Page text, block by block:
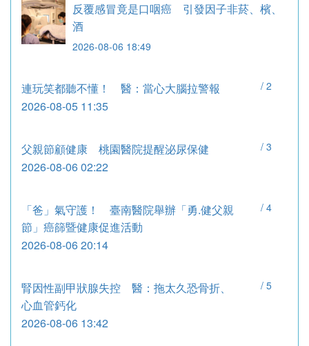
反覆感冒竟是口咽癌 引發因子非菸、檳、
酒
2026-08-06 18:49
連玩笑都聽不懂！ 醫：當心大腦拉警報
2026-08-05 11:35
/ 2
父親節顧健康 桃園醫院提醒泌尿保健
2026-08-06 02:22
/ 3
「爸」氣守護！ 臺南醫院舉辦「勇.健父親
節」癌篩暨健康促進活動
2026-08-06 20:14
/ 4
腎因性副甲狀腺失控 醫：拖太久恐骨折、
心血管鈣化
2026-08-06 13:42
/ 5